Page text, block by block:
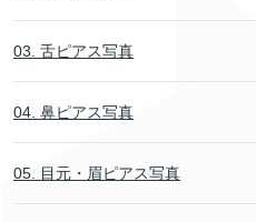
03. 舌ピアス写真
04. 鼻ピアス写真
05. 目元・眉ピアス写真